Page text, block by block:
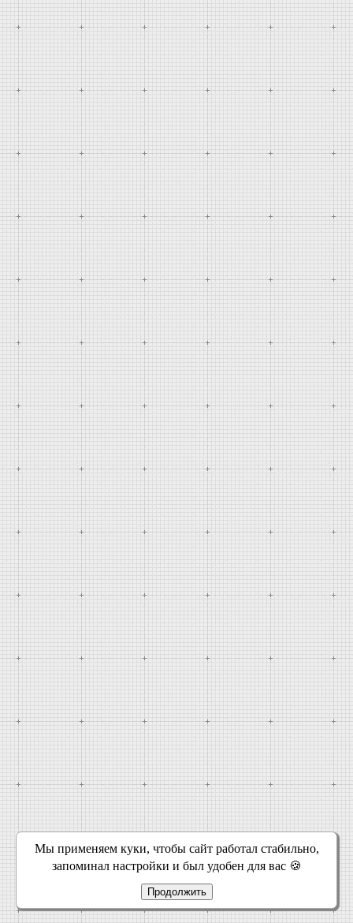
Мы применяем куки, чтобы сайт работал стабильно,
запоминал настройки и был удобен для вас 🍪
Продолжить